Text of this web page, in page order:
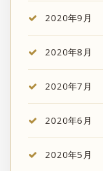
2020年9月
2020年8月
2020年7月
2020年6月
2020年5月